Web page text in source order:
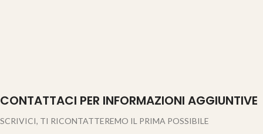
CONTATTACI PER INFORMAZIONI AGGIUNTIVE
SCRIVICI, TI RICONTATTEREMO IL PRIMA POSSIBILE